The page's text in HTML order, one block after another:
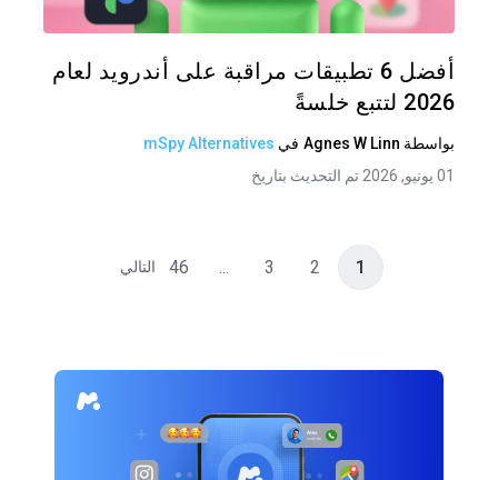
أفضل 6 تطبيقات مراقبة على أندرويد لعام
2026 لتتبع خلسةً
بواسطة Agnes W Linn في mSpy Alternatives
01 يونيو, 2026 تم التحديث بتاريخ
1
2
3
...
46 التالي